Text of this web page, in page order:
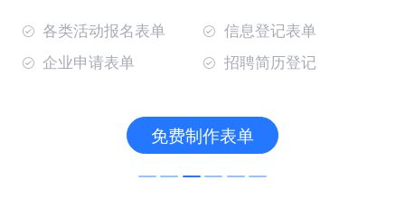
各类活动报名表单
信息登记表单
企业申请表单
招聘简历登记
免费制作表单